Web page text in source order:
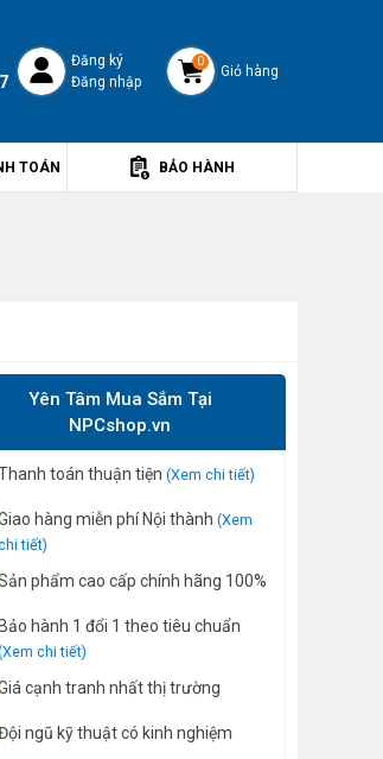
Đăng ký
Đăng nhập
0
Giỏ hàng
TOÁN BẢO HÀNH
Yên Tâm Mua Sắm Tại
NPCshop.vn
toán thuận tiện (Xem chi tiết)
hàng miễn phí Nội thành (Xem
tiết)
phẩm cao cấp chính hãng 100%
Bảo hành 1 đổi 1 theo tiêu chuẩn
chi tiết)
cạnh tranh nhất thị trường
ngũ kỹ thuật có kinh nghiệm